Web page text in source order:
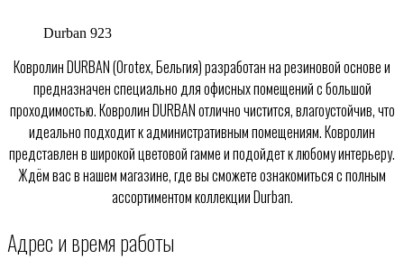
Durban 923
Ковролин DURBAN (Orotex, Бельгия) разработан на резиновой основе и
предназначен специально для офисных помещений с большой
проходимостью. Ковролин DURBAN отлично чистится, влагоустойчив, что
идеально подходит к административным помещениям. Ковролин
представлен в широкой цветовой гамме и подойдет к любому интерьеру.
Ждём вас в нашем магазине, где вы сможете ознакомиться с полным
ассортиментом коллекции Durban.
Адрес и время работы